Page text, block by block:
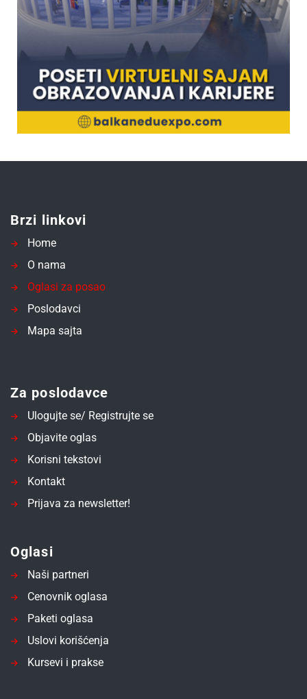
Brzi linkovi
Home
O nama
Oglasi za posao
Poslodavci
Mapa sajta
Za poslodavce
Ulogujte se/ Registrujte se
Objavite oglas
Korisni tekstovi
Kontakt
Prijava za newsletter!
Oglasi
Naši partneri
Cenovnik oglasa
Paketi oglasa
Uslovi korišćenja
Kursevi i prakse